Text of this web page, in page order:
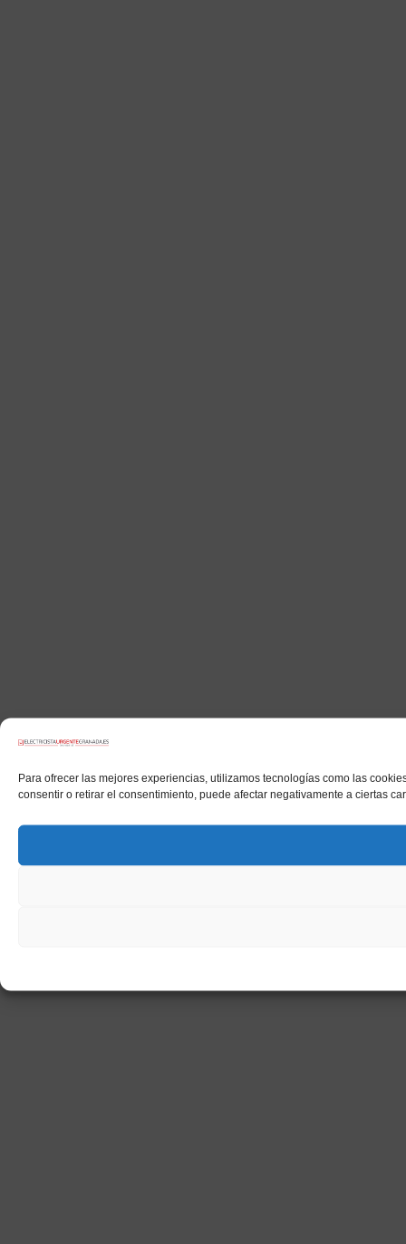
Para ofrecer las mejores experiencias, utilizamos tecnologías como las
consentir o retirar el consentimiento, puede afectar negativamente a ciertas